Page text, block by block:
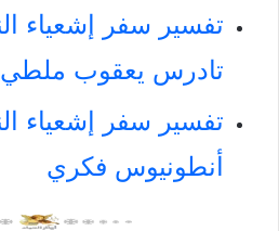
تادرس يعقوب ملطي
أنطونيوس فكري